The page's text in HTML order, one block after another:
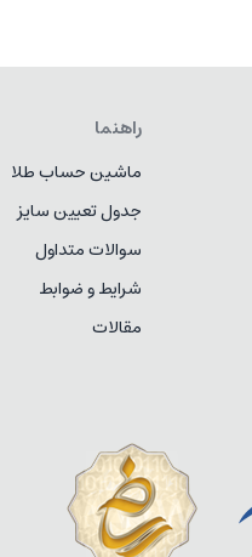
راهنما
ماشین حساب طلا
جدول تعیین سایز
سوالات متداول
شرایط و ضوابط
مقالات